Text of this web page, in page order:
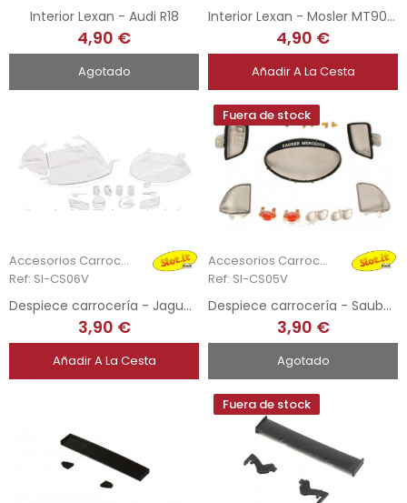
Interior Lexan - Audi R18
4,90 €
Agotado
Interior Lexan - Mosler MT900R
4,90 €
Añadir A La Cesta
Accesorios Carrocería
Ref: SI-CS06V
Despiece carrocería - Jaguar XJR9
3,90 €
Añadir A La Cesta
Fuera de stock
Accesorios Carrocería
Ref: SI-CS05V
Despiece carrocería - Sauber C9
3,90 €
Agotado
Fuera de stock